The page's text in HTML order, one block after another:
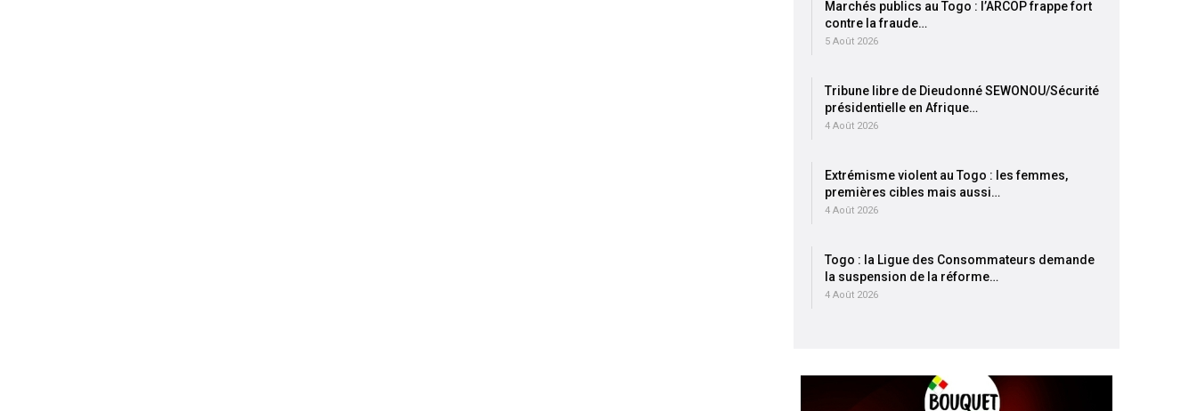
Marchés publics au Togo : l’ARCOP frappe fort
contre la fraude…
5 Août 2026
Tribune libre de Dieudonné SEWONOU/Sécurité
présidentielle en Afrique…
4 Août 2026
Extrémisme violent au Togo : les femmes,
premières cibles mais aussi…
4 Août 2026
Togo : la Ligue des Consommateurs demande
la suspension de la réforme…
4 Août 2026